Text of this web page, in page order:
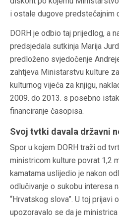
i ostale dugove predstečajnim
DORH je odbio taj prijedlog, a
predsjedala sutkinja Marija
predloženo svjedočenje
zahtjeva Ministarstvu kulture
kulturnog vijeća za knjigu,
2009. do 2013. s posebno
financiranje časopisa.
Svoj tvtki davala državni
Spor u kojem DORH traži od
ministricom kulture povrat 1,2
kamatama uslijedio je nakon
odlučivanje o sukobu interesa
“Hrvatskog slova”. U toj prijavi
upozoravalo se da je